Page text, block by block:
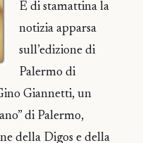
È di stamattina la
notizia apparsa
sull’edizione di
Palermo di
Giannetti, un
di Palermo,
della Digos e della